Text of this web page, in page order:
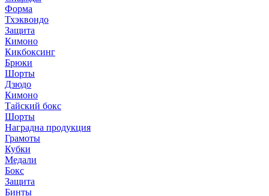
Форма
Тхэквондо
Защита
Кимоно
Кикбоксинг
Брюки
Шорты
Дзюдо
Кимоно
Тайский бокс
Шорты
Наградна продукция
Грамоты
Кубки
Медали
Бокс
Защита
Бинты